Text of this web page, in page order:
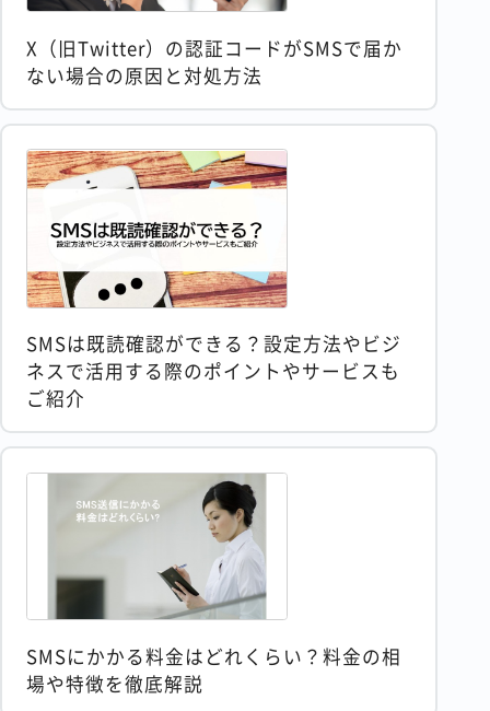
X（旧Twitter）の認証コードがSMSで届か
ない場合の原因と対処方法
SMSは既読確認ができる？設定方法やビジ
ネスで活用する際のポイントやサービスも
ご紹介
SMSにかかる料金はどれくらい？料金の相
場や特徴を徹底解説